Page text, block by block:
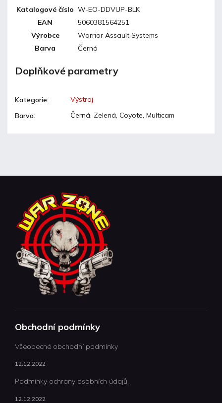
Katalogové číslo W-EO-DDVUP-BLK
EAN
5060381564251
Výrobce
Warrior Assault Systems
Barva
Černá
Doplňkové parametry
Kategorie:
Výstroj
Barva: Černá, Zelená, Coyote, Multicam
Obchodní podmínky
Všeobecné obchodní podmínky
12.12.2022
Podmínky ochrany osobních údajů.
12.12.2022